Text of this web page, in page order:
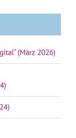
(März 2026)